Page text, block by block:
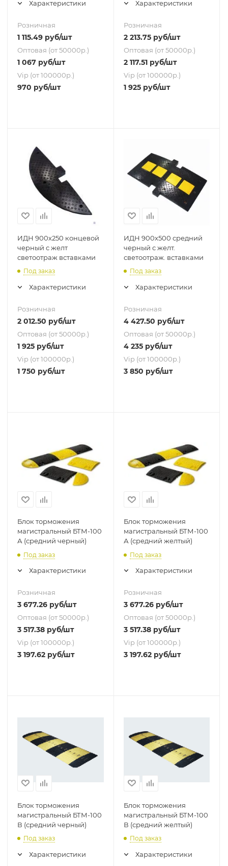
Характеристики
Розничная
1 115.49 руб/шт
Оптовая (от 50000р.)
1 067 руб/шт
Vip (от 100000р.)
970 руб/шт
Характеристики
Розничная
2 213.75руб/шт
Оптовая (от 50000р.)
2 117.51руб/шт
Vip (от 100000р.)
1 925руб/шт
ИДН 900х250 концевой
черный с желт
светоотраж вставками
Под заказ
Характеристики
Розничная
2 012.50 руб/шт
Оптовая (от 50000р.)
1 925 руб/шт
Vip (от 100000р.)
1 750 руб/шт
ИДН 900х500 средний
черный с желт.
светоотраж. вставками
Под заказ
Характеристики
Розничная
4 427.50 руб/шт
Оптовая (от 50000р.)
4 235руб/шт
Vip (от 100000р.)
3 850 руб/шт
Блок торможения
магистральный БТМ-100
А (средний черный)
Под заказ
Характеристики
Розничная
3 677.26 руб/шт
Оптовая (от 50000р.)
3 517.38 руб/шт
Vip (от 100000р.)
3 197.62 руб/шт
Блок торможения
магистральный БТМ-100
А (средний желтый)
Под заказ
Характеристики
Розничная
3 677.26руб/шт
Оптовая (от 50000р.)
3 517.38руб/шт
Vip (от 100000р.)
3 197.62руб/шт
Блок торможения
магистральный БТМ-100
В (средний черный)
Под заказ
Характеристики
Блок торможения
магистральный БТМ-100
В (средний желтый)
Под заказ
Характеристики